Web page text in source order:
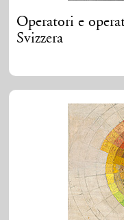
Operatori e
Svizzera